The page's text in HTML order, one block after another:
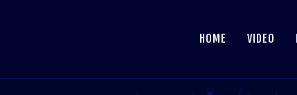
HOME VIDEO